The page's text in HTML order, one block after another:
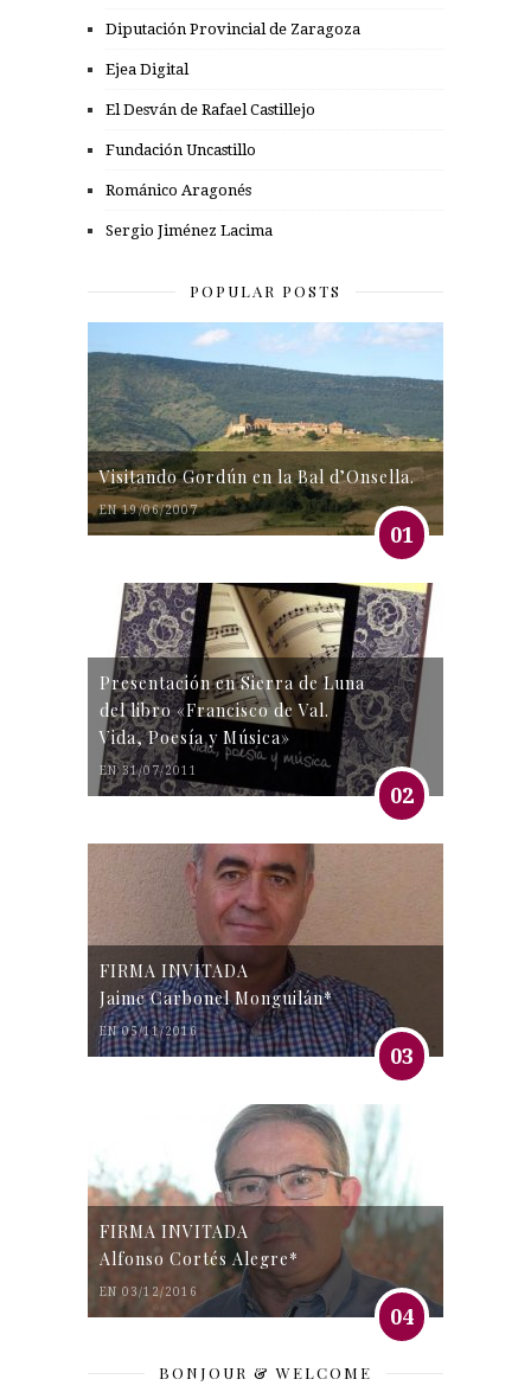
Diputación Provincial de Zaragoza
Ejea Digital
El Desván de Rafael Castillejo
Fundación Uncastillo
Románico Aragonés
Sergio Jiménez Lacima
POPULAR POSTS
Visitando Gordún en la Bal d’Onsella.
EN 19/06/2007
01
Presentación en Sierra de Luna
del libro «Francisco de Val.
Vida, Poesía y Música»
EN 31/07/2011
02
FIRMA INVITADA
Jaime Carbonel Monguilán*
EN 05/11/2016
03
FIRMA INVITADA
Alfonso Cortés Alegre*
EN 03/12/2016
04
BONJOUR & WELCOME